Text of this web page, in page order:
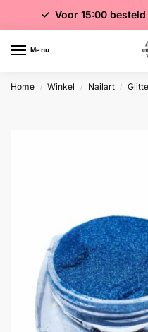
✓ Gratis
✓ Voor 15:00✓ Meer
Menu
Home / Winkel / Nailart /